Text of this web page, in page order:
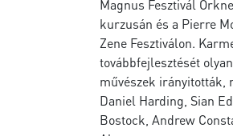
Magnus Fesztivál
kurzusán és a Pierre
Zene Fesztiválon.
továbbfejlesztését
művészek irányitották,
Daniel Harding, Sian
Bostock, Andrew